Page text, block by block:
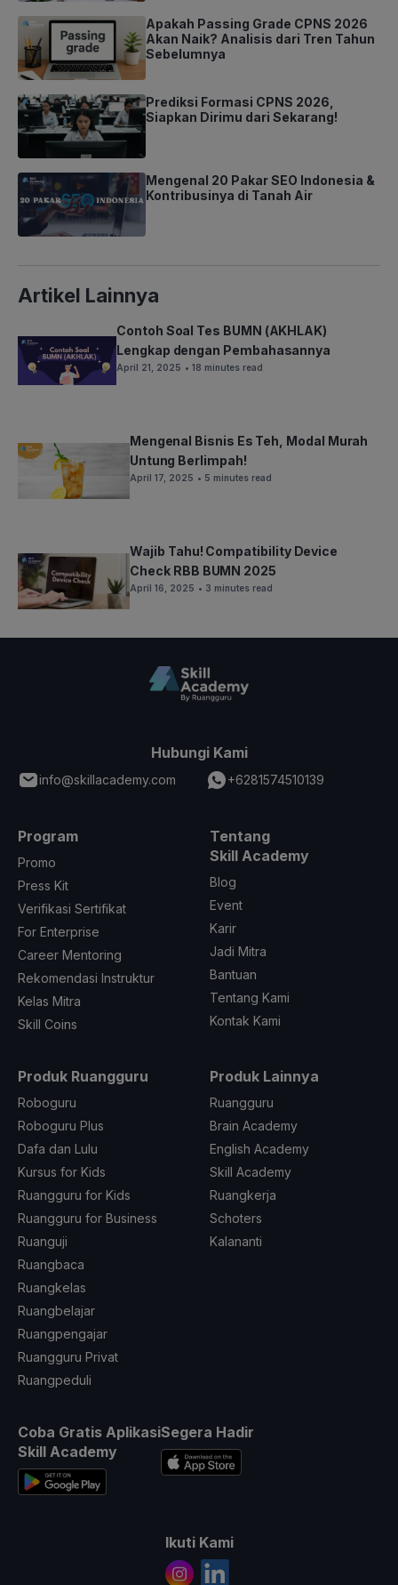
Apakah Passing Grade CPNS 2026
Akan Naik? Analisis dari Tren Tahun
Sebelumnya
Prediksi Formasi CPNS 2026,
Siapkan Dirimu dari Sekarang!
Mengenal 20 Pakar SEO Indonesia &
Kontribusinya di Tanah Air
Artikel Lainnya
Contoh Soal Tes BUMN (AKHLAK)
Lengkap dengan Pembahasannya
April 21, 2025 • 18 minutes read
Mengenal Bisnis Es Teh, Modal Murah
Untung Berlimpah!
April 17, 2025 • 5 minutes read
Wajib Tahu! Compatibility Device
Check RBB BUMN 2025
April 16, 2025 • 3 minutes read
Hubungi Kami
info@skillacademy.com +6281574510139
Program
Promo
Press Kit
Verifikasi Sertifikat
For Enterprise
Career Mentoring
Rekomendasi Instruktur
Kelas Mitra
Skill Coins
Tentang
Skill Academy
Blog
Event
Karir
Jadi Mitra
Bantuan
Tentang Kami
Kontak Kami
Produk Ruangguru
Roboguru
Roboguru Plus
Dafa dan Lulu
Kursus for Kids
Ruangguru for Kids
Ruangguru for Business
Ruanguji
Ruangbaca
Ruangkelas
Ruangbelajar
Ruangpengajar
Ruangguru Privat
Ruangpeduli
Produk Lainnya
Ruangguru
Brain Academy
English Academy
Skill Academy
Ruangkerja
Schoters
Kalananti
Coba Gratis Aplikasi
Skill Academy
Segera Hadir
Ikuti Kami